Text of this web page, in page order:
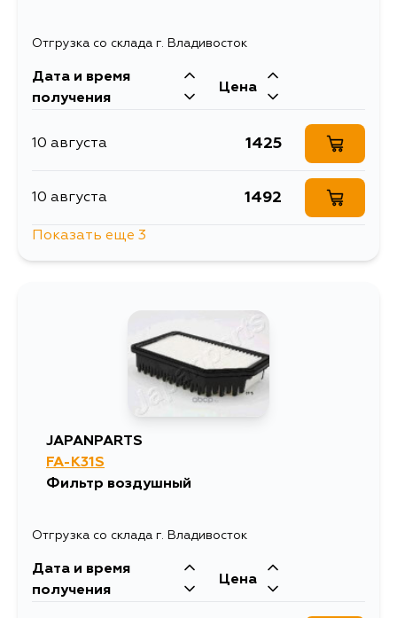
Отгрузка со склада г. Владивосток
Дата и время
получения
Цена
10 августа 1425
10 августа 1492
1541
Показать еще 3
JAPANPARTS
FA-K31S
Фильтр воздушный
Отгрузка со склада г. Владивосток
Дата и время
получения
Цена